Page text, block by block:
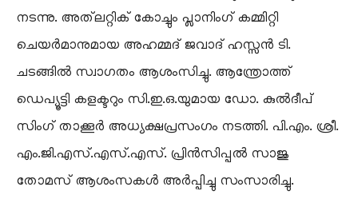
നടന്നു. അത്‌ലറ്റിക് കോച്ചും പ്ലാനിംഗ് കമ്മിറ്റി
ചെയർമാനുമായ അഹമ്മദ് ജവാദ് ഹസ്സൻ ടി.
ചടങ്ങിൽ സ്വാഗതം ആശംസിച്ചു. ആന്ത്രോത്ത്
ഡെപ്യൂട്ടി കളക്ടറും സി.ഇ.ഒ.യുമായ ഡോ. കുൽദീപ്
സിംഗ് താക്കൂർ അധ്യക്ഷപ്രസംഗം നടത്തി. പി.എം. ശ്രീ.
എം.ജി.എസ്.എസ്.എസ്. പ്രിൻസിപ്പൽ സാജു
തോമസ് ആശംസകൾ അർപ്പിച്ചു സംസാരിച്ചു.